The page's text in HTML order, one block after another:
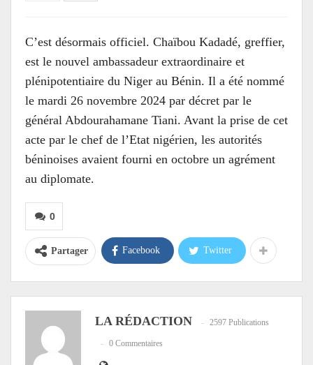
C’est désormais officiel. Chaïbou Kadadé, greffier,
est le nouvel ambassadeur extraordinaire et
plénipotentiaire du Niger au Bénin. Il a été nommé
le mardi 26 novembre 2024 par décret par le
général Abdourahamane Tiani. Avant la prise de cet
acte par le chef de l’Etat nigérien, les autorités
béninoises avaient fourni en octobre un agrément
au diplomate.
0
Partager Facebook Twitter
LA RÉDACTION 2597 Publications
0 Commentaires